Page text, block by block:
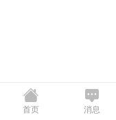
首页 消息